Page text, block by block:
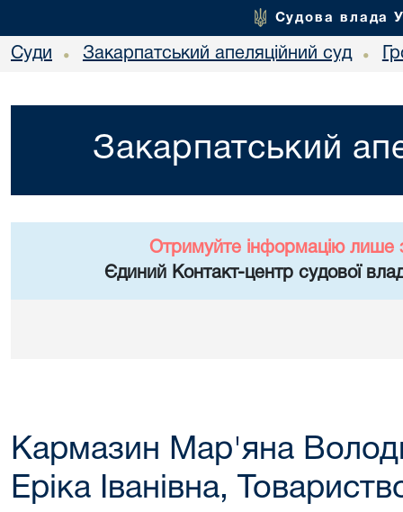
Судова влада
Суди • Закарпатський апеляційний суд •
Закарпатський
Отримуйте інформацію лише
Єдиний Контакт-центр судової
Кармазин Мар'яна
Еріка Іванівна,